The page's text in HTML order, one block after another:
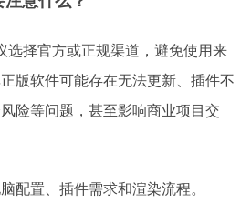
选择官方或正规渠道，避免使用来
版软件可能存在无法更新、插件不
险等问题，甚至影响商业项目交
配置、插件需求和渲染流程。